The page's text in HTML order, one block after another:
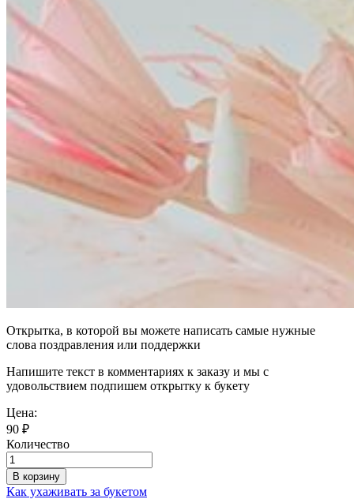
Открытка, в которой вы можете написать самые нужные
слова поздравления или поддержки
Напишите текст в комментариях к заказу и мы с
удовольствием подпишем открытку к букету
Цена:
90 ₽
Количество
В корзину
Как ухаживать за букетом